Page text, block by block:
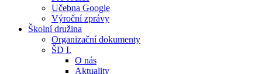
Učebna Google
Výroční zprávy
Školní družina
Organizační dokumenty
ŠD I.
O nás
Aktuality